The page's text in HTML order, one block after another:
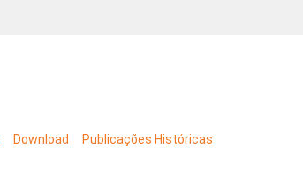
Download Publicações Históricas